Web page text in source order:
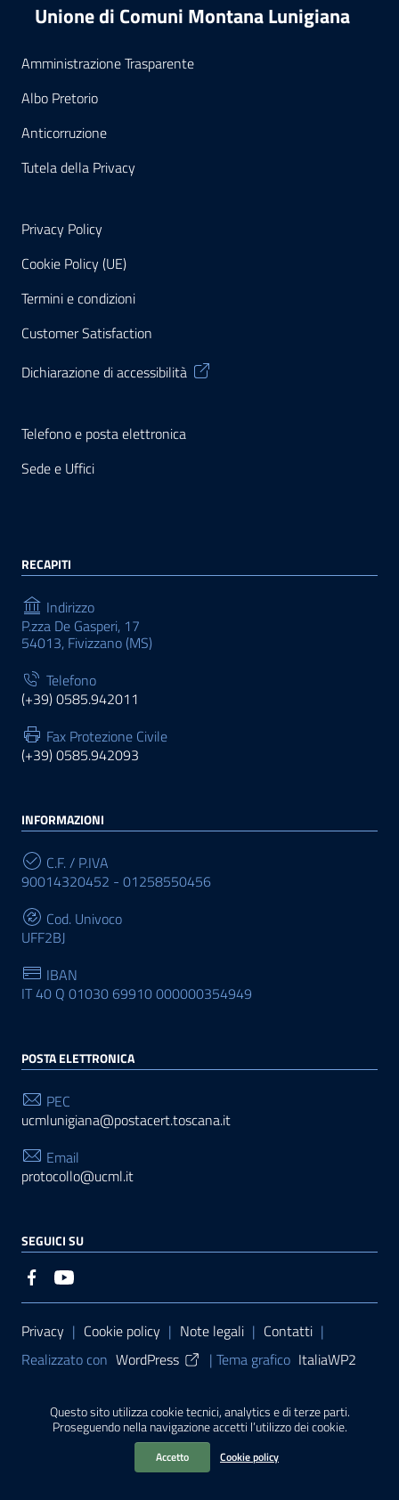
Questo sito utilizza cookie tecnici, analytics e di terze parti.
Proseguendo nella navigazione accetti l’utilizzo dei cookie.
Accetto Cookie policy
Unione di Comuni Montana Lunigiana
Amministrazione Trasparente
Albo Pretorio
Anticorruzione
Tutela della Privacy
Privacy Policy
Cookie Policy (UE)
Termini e condizioni
Customer Satisfaction
Dichiarazione di accessibilità
Telefono e posta elettronica
Sede e Uffici
RECAPITI
Indirizzo
P.zza De Gasperi, 17
54013, Fivizzano (MS)
Telefono
(+39) 0585.942011
Fax Protezione Civile
(+39) 0585.942093
INFORMAZIONI
C.F. / P.IVA
90014320452 - 01258550456
Cod. Univoco
UFF2BJ
IBAN
IT 40 Q 01030 69910 000000354949
POSTA ELETTRONICA
PEC
ucmlunigiana@postacert.toscana.it
Email
protocollo@ucml.it
SEGUICI SU
Sezione Link Utili
Privacy | Cookie policy | Note legali | Contatti |
Realizzato con WordPress | Tema grafico ItaliaWP2
Sito finanziato con L. 145/2018 della Regione Toscana